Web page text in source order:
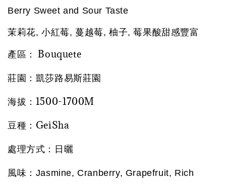
Berry Sweet and Sour Taste
茉莉花, 小紅莓, 蔓越莓, 柚子, 莓果酸甜感豐富
產區： Bouquete
莊園：凱莎路易斯莊園
海拔：1500-1700M
豆種：GeiSha
處理方式：日曬
風味： Jasmine, Cranberry, Grapefruit, Rich